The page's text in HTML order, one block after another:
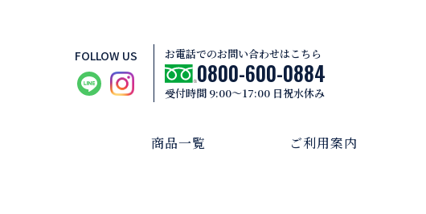
FOLLOW US お電話でのお問い合わせはこちら
0800-600-0884
受付時間 9:00～17:00 日祝水休み
商品一覧 ご利用案内